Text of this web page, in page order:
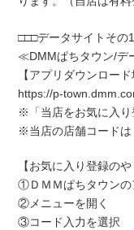
□□□データサイトその
≪DMMぱちタウン/デ
【アプリダウンロード
https://p-
※「当店をお気に入り
※当店の店舗コードは
【お気に入り登録のや
①ＤＭＭぱちタウンの
②メニューを開く
③コード入力を選択